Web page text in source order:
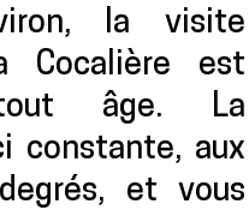
la visite
Cocalière est
âge. La
constante, aux
et vous